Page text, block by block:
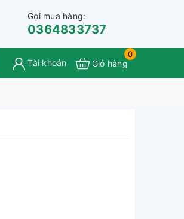
Gọi mua hàng:
0364833737
Tài khoản
0
Giỏ hàng